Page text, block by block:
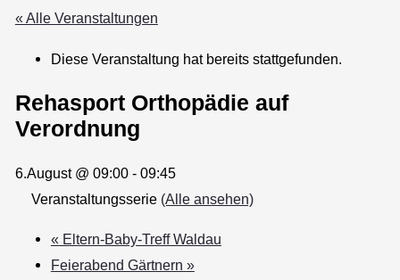
« Alle Veranstaltungen
Diese Veranstaltung hat bereits stattgefunden.
Rehasport Orthopädie auf
Verordnung
6.August @ 09:00- 09:45
Veranstaltungsserie (Alle ansehen)
« Eltern-Baby-Treff Waldau
Feierabend Gärtnern »